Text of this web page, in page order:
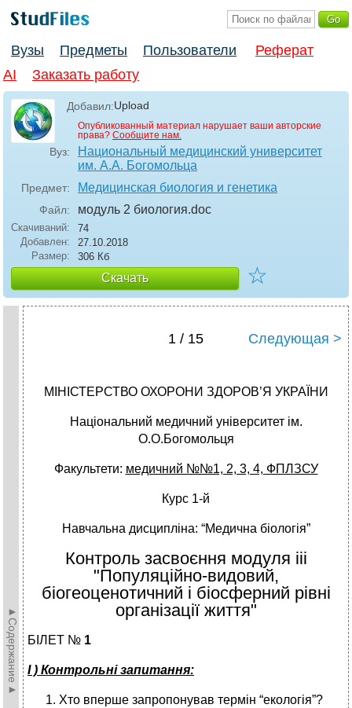
Вузы Предметы Пользователи
Реферат
AI
Заказать работу
Добавил:Upload
Опубликованный материал нарушает ваши авторские
права? Сообщите нам.
Вуз:
Национальный медицинский университет
им. А.А. Богомольца
Предмет: Медицинская биология и генетика
Файл: модуль 2 биология.doc
Скачиваний:
74
Добавлен:
27.10.2018
Размер:
306 Кб
Скачать ☆
►Содержание►
1 / 15 Следующая >
МІНІСТЕРСТВО ОХОРОНИ ЗДОРОВ’Я УКРАЇНИ
Національний медичний університет ім.
О.О.Богомольця
Факультети: медичний №№1, 2, 3, 4, ФПЛЗСУ
Курс 1-й
Навчальна дисципліна: “Медична біологія”
Контроль засвоєння модуля ііi
"Популяційно-видовий,
біогеоценотичний і біосферний рівні
організації життя"
БІЛЕТ № 1
І ) Контрольні запитання:
Хто вперше запропонував термін “екологія”?